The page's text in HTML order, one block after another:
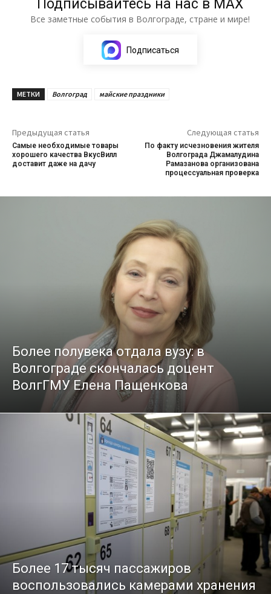
Подписывайтесь на нас в МАХ
Все заметные события в Волгограде, стране и мире!
Подписаться
МЕТКИ Волгоград майские праздники
Предыдущая статья
Самые необходимые товары
хорошего качества ВкусВилл
доставит даже на дачу
Следующая статья
По факту исчезновения жителя
Волгограда Джамалудина
Рамазанова организована
процессуальная проверка
Более полувека отдала вузу: в
Волгограде скончалась доцент
ВолгГМУ Елена Пащенкова
Более 17 тысяч пассажиров
воспользовались камерами хранения